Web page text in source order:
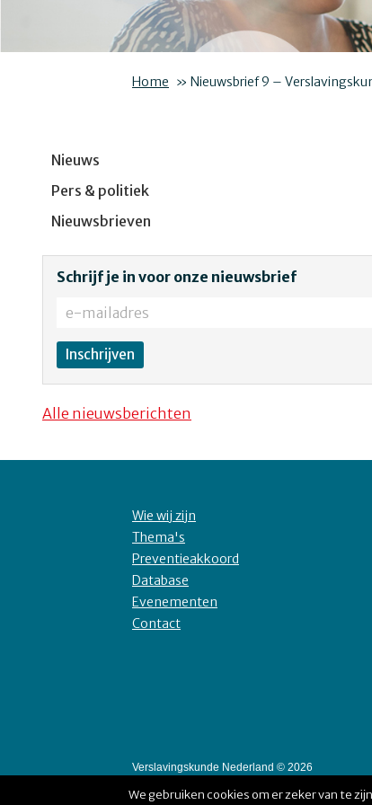
Home » Nieuwsbrief 9 –
Nieuws
Pers & politiek
Nieuwsbrieven
Schrijf je in voor onze nieuwsbrief
Alle nieuwsberichten
Wie wij zijn
Thema's
Preventieakkoord
Database
Evenementen
Contact
Verslavingskunde Nederland © 2026
We gebruiken cookies om er zeker van te